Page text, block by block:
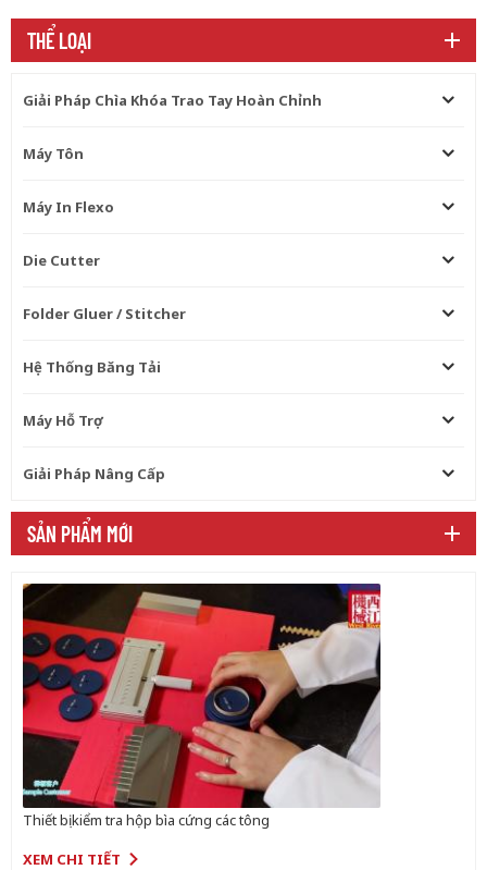
THỂ LOẠI
Giải Pháp Chìa Khóa Trao Tay Hoàn Chỉnh
Máy Tôn
Máy In Flexo
Die Cutter
Folder Gluer / Stitcher
Hệ Thống Băng Tải
Máy Hỗ Trợ
Giải Pháp Nâng Cấp
SẢN PHẨM MỚI
Thiết bị kiểm tra hộp bìa cứng các tông
XEM CHI TIẾT